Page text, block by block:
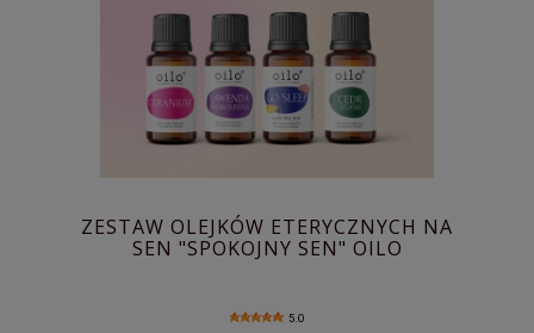
ZESTAW OLEJKÓW ETERYCZNYCH NA
SEN "SPOKOJNY SEN" OILO
5.0